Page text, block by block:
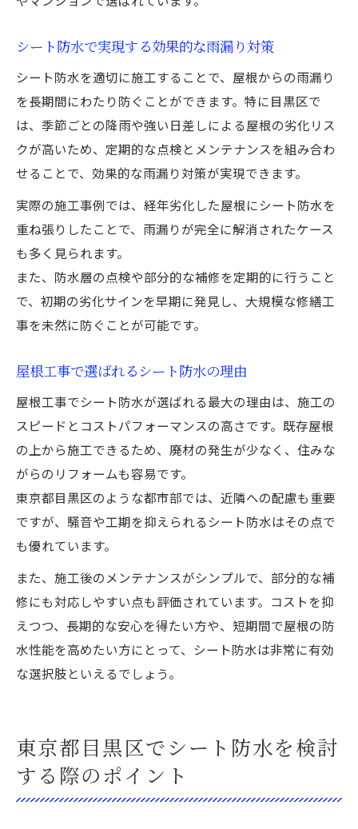
シート防水で実現する効果的な雨漏り対策
シート防水を適切に施工することで、屋根からの雨漏り
を長期間にわたり防ぐことができます。特に目黒区で
は、季節ごとの降雨や強い日差しによる屋根の劣化リス
クが高いため、定期的な点検とメンテナンスを組み合わ
せることで、効果的な雨漏り対策が実現できます。
実際の施工事例では、経年劣化した屋根にシート防水を
重ね張りしたことで、雨漏りが完全に解消されたケース
も多く見られます。
また、防水層の点検や部分的な補修を定期的に行うこと
で、初期の劣化サインを早期に発見し、大規模な修繕工
事を未然に防ぐことが可能です。
屋根工事で選ばれるシート防水の理由
屋根工事でシート防水が選ばれる最大の理由は、施工の
スピードとコストパフォーマンスの高さです。既存屋根
の上から施工できるため、廃材の発生が少なく、住みな
がらのリフォームも容易です。
東京都目黒区のような都市部では、近隣への配慮も重要
ですが、騒音や工期を抑えられるシート防水はその点で
も優れています。
また、施工後のメンテナンスがシンプルで、部分的な補
修にも対応しやすい点も評価されています。コストを抑
えつつ、長期的な安心を得たい方や、短期間で屋根の防
水性能を高めたい方にとって、シート防水は非常に有効
な選択肢といえるでしょう。
東京都目黒区でシート防水を検討
する際のポイント